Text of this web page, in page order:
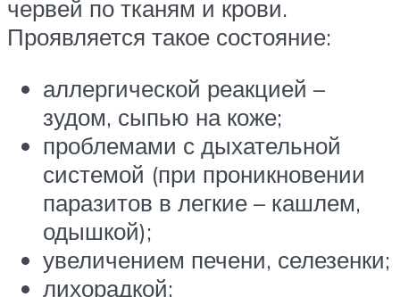
червей по тканям и крови.
Проявляется такое состояние:
аллергической реакцией –
зудом, сыпью на коже;
проблемами с дыхательной
системой (при проникновении
паразитов в легкие – кашлем,
одышкой);
увеличением печени, селезенки;
лихорадкой;